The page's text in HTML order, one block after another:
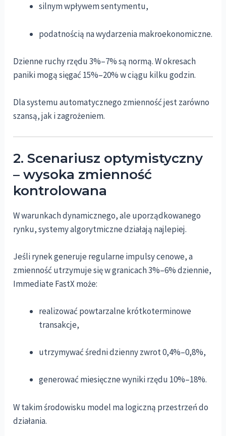
silnym wpływem sentymentu,
podatnością na wydarzenia makroekonomiczne.
Dzienne ruchy rzędu 3%–7% są normą. W okresach
paniki mogą sięgać 15%–20% w ciągu kilku godzin.
Dla systemu automatycznego zmienność jest zarówno
szansą, jak i zagrożeniem.
2. Scenariusz optymistyczny
– wysoka zmienność
kontrolowana
W warunkach dynamicznego, ale uporządkowanego
rynku, systemy algorytmiczne działają najlepiej.
Jeśli rynek generuje regularne impulsy cenowe, a
zmienność utrzymuje się w granicach 3%–6% dziennie,
Immediate FastX może:
realizować powtarzalne krótkoterminowe
transakcje,
utrzymywać średni dzienny zwrot 0,4%–0,8%,
generować miesięczne wyniki rzędu 10%–18%.
W takim środowisku model ma logiczną przestrzeń do
działania.